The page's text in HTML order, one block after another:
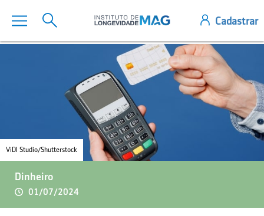
ViDI Studio/Shutterstock
Dinheiro
01/07/2024